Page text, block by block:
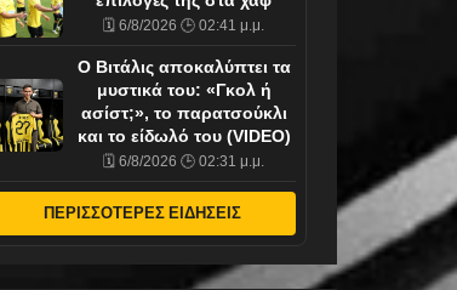
🗓️ 6/8/2026 🕒 02:41 μ.μ.
Ο Βιτάλις αποκαλύπτει τα
μυστικά του: «Γκολ ή
ασίστ;», το παρατσούκλι
και το είδωλό του (VIDEO)
🗓️ 6/8/2026 🕒 02:31 μ.μ.
ΠΕΡΙΣΣΟΤΕΡΕΣ ΕΙΔΗΣΕΙΣ